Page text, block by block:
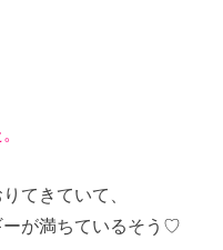
てきていて、
ーが満ちているそう♡